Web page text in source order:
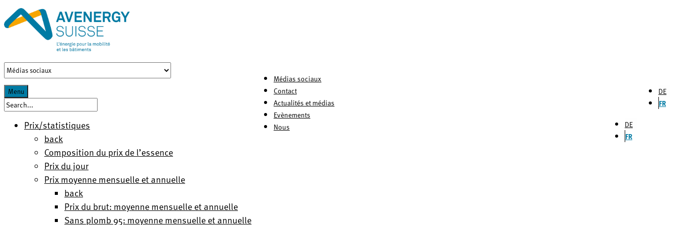
Médias sociaux
Contact
Actualités et médias
Evènements
Nous
DE
FR
Menu
DE
FR
Prix/statistiques
back
Composition du prix de l’essence
Prix du jour
Prix moyenne mensuelle et annuelle
back
Prix du brut: moyenne mensuelle et annuelle
Sans plomb 95: moyenne mensuelle et annuelle